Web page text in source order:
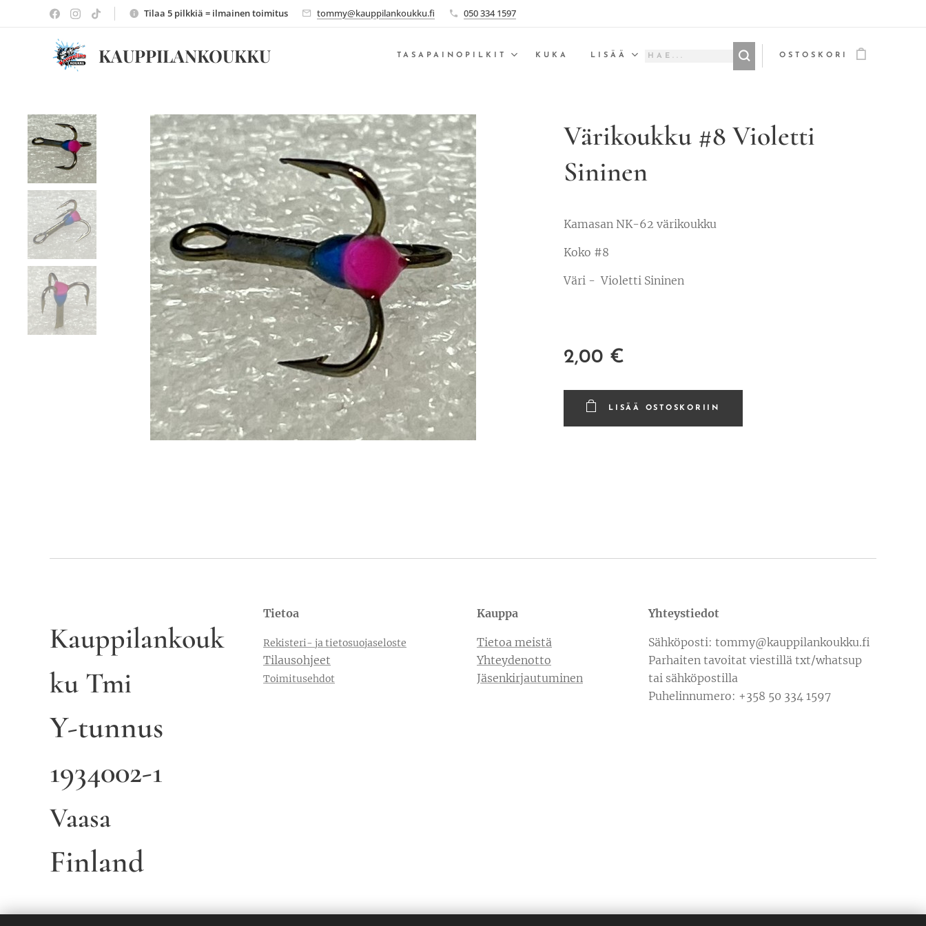
Tilaa 5 pilkkiä = ilmainen toimitus tommy@kauppilankoukku.fi 050 334 1597
KAUPPILANKOUKKU TASAPAINOPILKIT KUKA LISÄÄ OSTOSKORI
Värikoukku #8 Violetti
Sininen
Kamasan NK-62 värikoukku
Koko #8
Väri - Violetti Sininen
2,00 €
LISÄÄ OSTOSKORIIN
Kauppilankouk
ku Tmi
Y-tunnus
1934002-1
Vaasa
Finland
Tietoa
Rekisteri- ja tietosuojaseloste
Tilausohjeet
Toimitusehdot
Kauppa
Tietoa meistä
Yhteydenotto
Jäsenkirjautuminen
Yhteystiedot
Sähköposti: tommy@kauppilankoukku.fi
Parhaiten tavoitat viestillä txt/whatsup
tai sähköpostilla
Puhelinnumero: +358 50 334 1597